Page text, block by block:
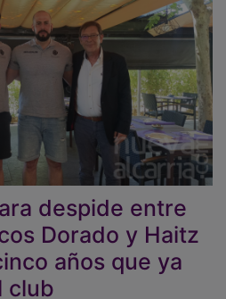
despide entre
Dorado y Haitz
años que ya